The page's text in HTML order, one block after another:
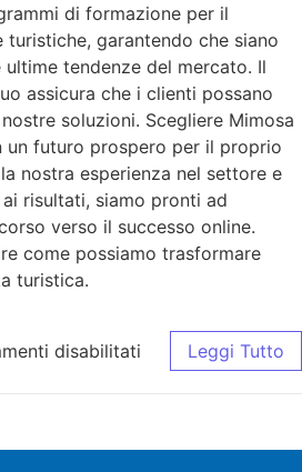
di formazione per il
turistiche, garantendo che siano
tendenze del mercato. Il
assicura che i clienti possano
soluzioni. Scegliere Mimosa
un futuro prospero per il proprio
nostra esperienza nel settore e
risultati, siamo pronti ad
verso il successo online.
come possiamo trasformare
turistica.
disabilitati Leggi Tutto